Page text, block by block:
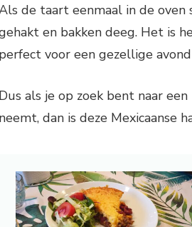
de taart eenmaal in de
en bakken deeg. Het is
perfect voor een gezellige
Dus als je op zoek bent naar
neemt, dan is deze Mexicaanse